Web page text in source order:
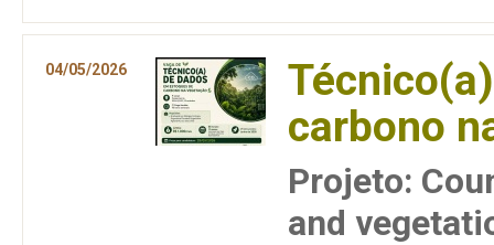
04/05/2026
carbono
Projeto:
and